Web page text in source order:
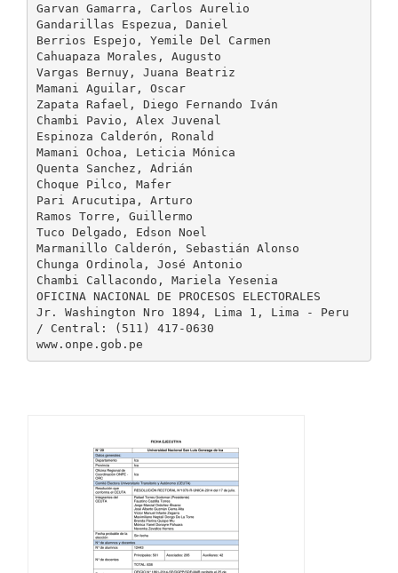
Garvan Gamarra, Carlos Aurelio
Gandarillas Espezua, Daniel
Berrios Espejo, Yemile Del Carmen
Cahuapaza Morales, Augusto
Vargas Bernuy, Juana Beatriz
Mamani Aguilar, Oscar
Zapata Rafael, Diego Fernando Iván
Chambi Pavio, Alex Juvenal
Espinoza Calderón, Ronald
Mamani Ochoa, Leticia Mónica
Quenta Sanchez, Adrián
Choque Pilco, Mafer
Pari Arucutipa, Arturo
Ramos Torre, Guillermo
Tuco Delgado, Edson Noel
Marmanillo Calderón, Sebastián Alonso
Chunga Ordinola, José Antonio
Chambi Callacondo, Mariela Yesenia
OFICINA NACIONAL DE PROCESOS ELECTORALES
Jr. Washington Nro 1894, Lima 1, Lima - Peru
/ Central: (511) 417-0630